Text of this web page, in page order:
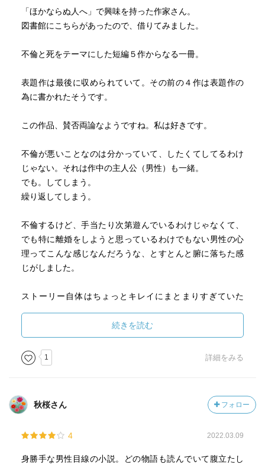
社会的に理性的に生きていかんとするならば、不自由な心
をどうにかなだめすかして飼いならして、押し込めて、な
ないんだ。
「ほかならぬ人へ」で興味を持った作家さん。
図書館にこちらがあったので、借りてみました。
不倫と死をテーマにした短編５作からなる一冊。
表題作は最後に収められていて。その前の４作は表題作の
為に書かれたそうです。
この作品、賛否両論なようですね。私は好きです。
不倫が悪いことなのは分かっていて、したくてしてるわけ
じゃない。それは作中の主人公（男性）も一緒。
でも。してしまう。
繰り返してしまう。
不倫するけど、手当たり次第遊んでいるわけじゃなくて、
でも特に離婚をしようと思っているわけでもない男性の心
理ってこんな感じなんだろうな、とすとんと腑に落ちた感
じがしました。
ストーリー自体はちょっとキレイにまとまりすぎていた
かれる男性の心理描写は、理解も共感もできないけど、
「違うでしょう」と否定もできないものでした。
人間なんて、特に愛をメインにした感情なんて、「これ」
く、そういうグチャグチャとしたものなんだよ、というこ
とを顕にした一冊かと思います。
一方、「不自由な心」で主人公が語る「結婚」や、主人公
が考える「死」については新鮮でありながらも、共感しま
続きを読む
1 詳細をみる
秋桜さん フォロー
4 2022.03.09
身勝手な男性目線の小説。どの物語も読んでいて腹立たし